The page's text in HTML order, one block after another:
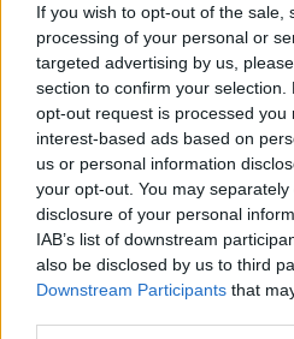
If you wish to opt-out of the sale,
processing of your personal or
targeted advertising by us,
section to confirm your
opt-out request is processed you
interest-based ads based on
us or personal information
your opt-out. You may
disclosure of your personal
IAB’s list of downstream
also be disclosed by us to third
Downstream Participants that
Lisio
Macra
Magliano
Magliano
Mango
Manta
Marene
Margarita